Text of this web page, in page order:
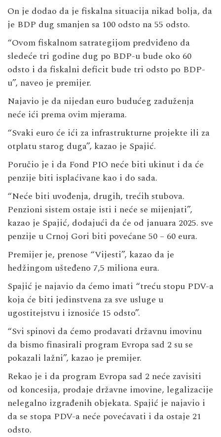
On je dodao da je fiskalna situacija nikad bolja, da
je BDP dug smanjen sa 100 odsto na 55 odsto.
“Ovom fiskalnom satrategijom predviđeno da
sledeće tri godine dug po BDP-u bude oko 60
odsto i da fiskalni deficit bude tri odsto po BDP-
u”, naveo je premijer.
Najavio je da nijedan euro budućeg zaduženja
neće ići prema ovim mjerama.
“Svaki euro će ići za infrastrukturne projekte ili za
otplatu starog duga”, kazao je Spajić.
Poručio je i da Fond PIO neće biti ukinut i da će
penzije biti isplaćivane kao i do sada.
“Neće biti uvođenja, drugih, trećih stubova.
Penzioni sistem ostaje isti i neće se mijenjati”,
kazao je Spajić, dodajući da će od januara 2025. sve
penzije u Crnoj Gori biti povećane 50 – 60 eura.
Premijer je, prenose “Vijesti”, kazao da je
hedžingom ušteđeno 7,5 miliona eura.
Spajić je najavio da ćemo imati “treću stopu PDV-a
koja će biti jedinstvena za sve usluge u
ugostitejstvu i iznosiće 15 odsto”.
“Svi spinovi da ćemo prodavati državnu imovinu
da bismo finasirali program Evropa sad 2 su se
pokazali lažni”, kazao je premijer.
Rekao je i da program Evropa sad 2 neće zavisiti
od koncesija, prodaje državne imovine, legalizacije
nelegalno izgrađenih objekata. Spajić je najavio i
da se stopa PDV-a neće povećavati i da ostaje 21
odsto.